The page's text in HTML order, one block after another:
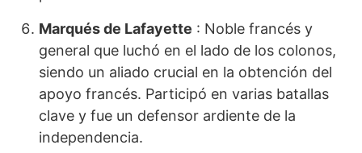
Marqués de Lafayette : Noble francés y
general que luchó en el lado de los colonos,
siendo un aliado crucial en la obtención del
apoyo francés. Participó en varias batallas
clave y fue un defensor ardiente de la
independencia.